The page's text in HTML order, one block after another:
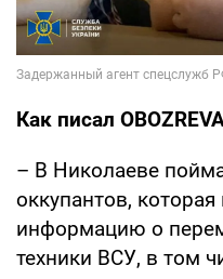
Как писал
– В Николаеве
оккупантов,
информацию о
техники ВСУ, в том